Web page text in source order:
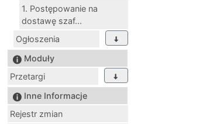
1. Postępowanie na
dostawę szaf...
Ogłoszenia
Moduły
Przetargi
Inne Informacje
Rejestr zmian